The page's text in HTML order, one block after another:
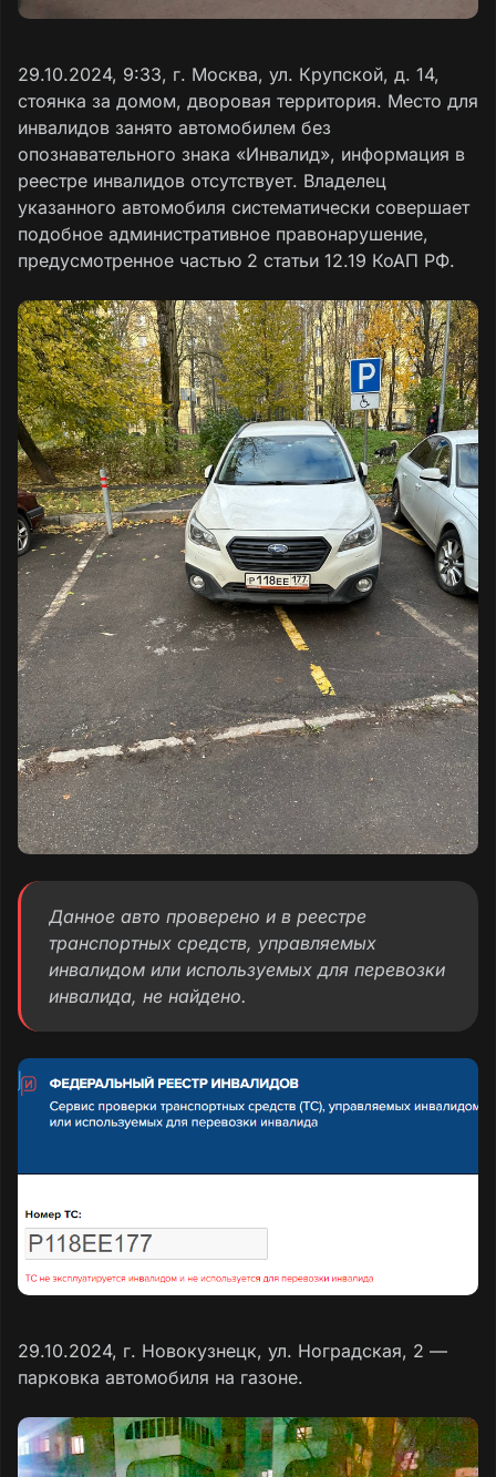
29.10.2024, 9:33, г. Москва, ул. Крупской, д. 14,
стоянка за домом, дворовая территория. Место для
инвалидов занято автомобилем без
опознавательного знака «Инвалид», информация в
реестре инвалидов отсутствует. Владелец
указанного автомобиля систематически совершает
подобное административное правонарушение,
предусмотренное частью 2 статьи 12.19 КоАП РФ.
Данное авто проверено и в реестре
транспортных средств, управляемых
инвалидом или используемых для перевозки
инвалида, не найдено.
29.10.2024, г. Новокузнецк, ул. Ноградская, 2 —
парковка автомобиля на газоне.